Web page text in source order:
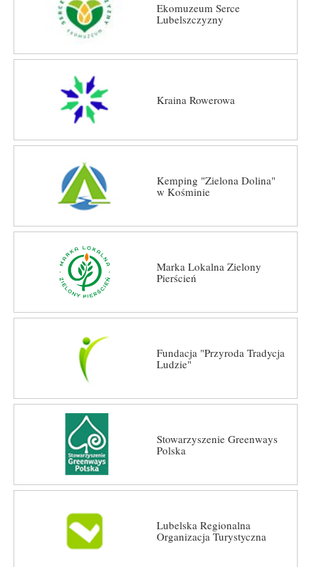
Ekomuzeum Serce
Lubelszczyzny
Kraina Rowerowa
Kemping "Zielona Dolina"
w Kośminie
Marka Lokalna Zielony
Pierścień
Fundacja "Przyroda Tradycja
Ludzie"
Stowarzyszenie Greenways
Polska
Lubelska Regionalna
Organizacja Turystyczna